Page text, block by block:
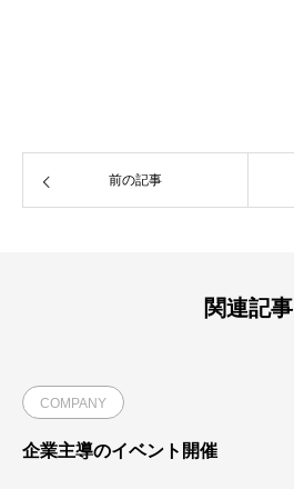
前の記事
関連記事
COMPANY
企業主導のイベント開催